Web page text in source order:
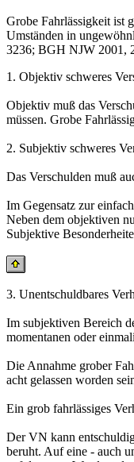
Grobe Fahrlässigkeit ist
Umständen in
3236; BGH NJW 2001,
1. Objektiv schweres
Objektiv muß das
müssen. Grobe
2. Subjektiv schweres
Das Verschulden muß
Im Gegensatz zur
Neben dem objektiven
Subjektive
3. Unentschuldbares
Im subjektiven Bereich
momentanen oder
Die Annahme grober
acht gelassen worden
Ein grob fahrlässiges
Der VN kann
beruht. Auf eine - auch